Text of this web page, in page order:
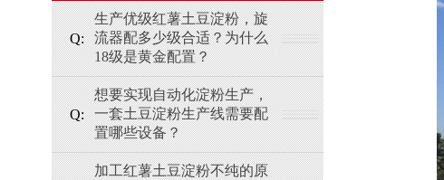
生产优级红薯土豆淀粉，旋
流器配多少级合适？为什么
18级是黄金配置？
想要实现自动化淀粉生产，
一套土豆淀粉生产线需要配
置哪些设备？
加工红薯土豆淀粉不纯的原